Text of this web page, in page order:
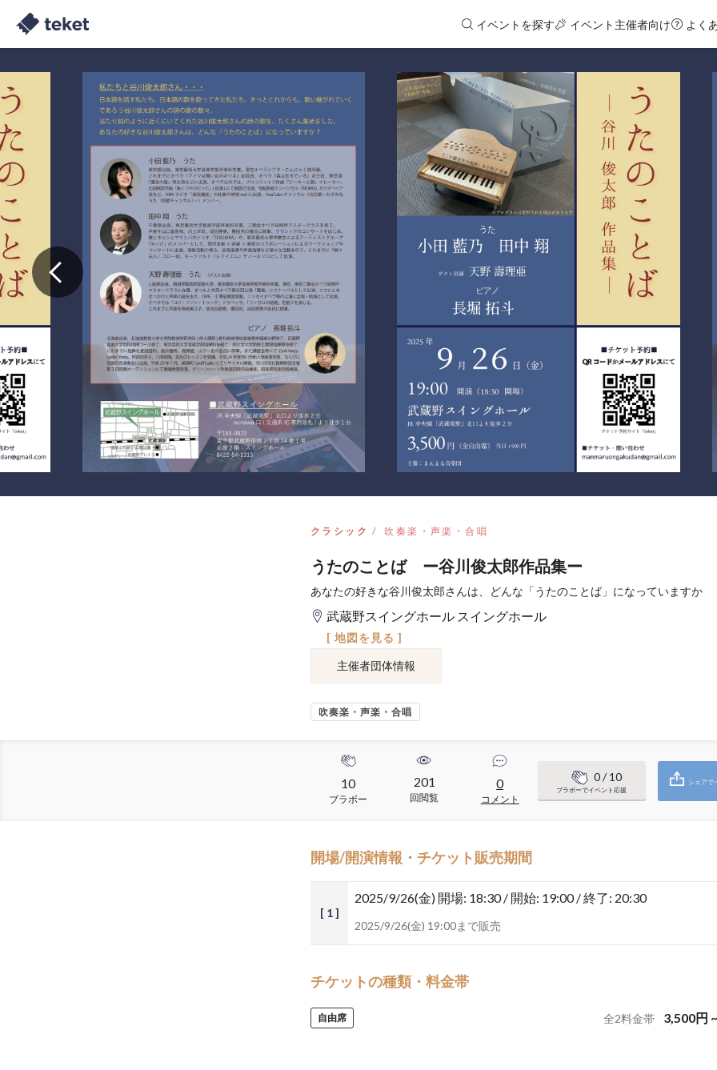
イベントを探す イベント主催者向け よく
クラシック 吹奏楽・声楽・合唱
うたのことば ー谷川俊太郎作品集ー
あなたの好きな谷川俊太郎さんは、どんな「うたのことば」になっていますか
武蔵野スイングホール スイングホール
[ 地図を見る ]
主催者団体情報
吹奏楽・声楽・合唱
10
ブラボー
201
回閲覧
0
コメント
0/ 10
ブラボーでイベント応援
シェアで
開場/開演情報・チケット販売期間
[ 1 ]
2025/9/26(金) 開場: 18:30 / 開始: 19:00 / 終了: 20:30
2025/9/26(金) 19:00まで販売
チケットの種類・料金帯
自由席 全2料金帯 3,500円 ~